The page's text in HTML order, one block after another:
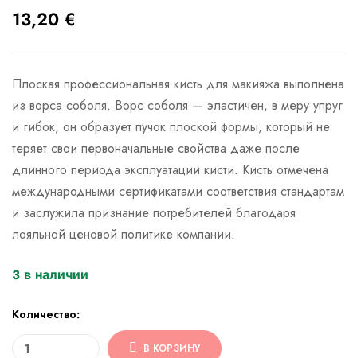
13,20 €
Плоская профессиональная кисть для макияжа выполнена
из ворса соболя. Ворс соболя — эластичен, в меру упруг
и гибок, он образует пучок плоской формы, который не
теряет свои первоначальные свойства даже после
длинного периода эксплуатации кисти. Кисть отмечена
международными сертификатами соответствия стандартам
и заслужила признание потребителей благодаря
лояльной ценовой политике компании.
3 в наличии
Количество:
В КОРЗИНУ